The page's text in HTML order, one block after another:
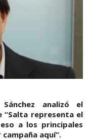
analizó el
“Salta representa el
a los principales
aquí”.